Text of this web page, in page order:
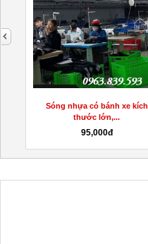
Sóng nhựa có bánh xe kích
thước lớn,...
95,000đ
next